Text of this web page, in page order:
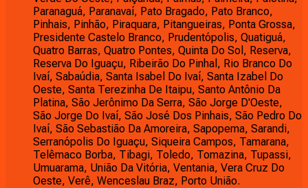
Paranaguá, Paranavaí, Pato Bragado, Pato Branco,
Pinhais, Pinhão, Piraquara, Pitangueiras, Ponta Grossa,
Presidente Castelo Branco, Prudentópolis, Quatiguá,
Quatro Barras, Quatro Pontes, Quinta Do Sol, Reserva,
Reserva Do Iguaçu, Ribeirão Do Pinhal, Rio Branco Do
Ivaí, Sabaúdia, Santa Isabel Do Ivaí, Santa Izabel Do
Oeste, Santa Terezinha De Itaipu, Santo Antônio Da
Platina, São Jerônimo Da Serra, São Jorge D'Oeste,
São Jorge Do Ivaí, São José Dos Pinhais, São Pedro Do
Ivaí, São Sebastião Da Amoreira, Sapopema, Sarandi,
Serranópolis Do Iguaçu, Siqueira Campos, Tamarana,
Telêmaco Borba, Tibagi, Toledo, Tomazina, Tupassi,
Umuarama, União Da Vitória, Ventania, Vera Cruz Do
Oeste, Verê, Wenceslau Braz, Porto União.